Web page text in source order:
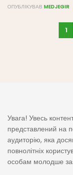
ОПУБЛІКУВАВ MEDJEGIR
1
Увага! Увесь
представлений на
аудиторію, яка
повнолітніх
особам молодше